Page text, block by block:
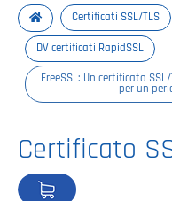
Certificati SSL/TLS
DV certificati RapidSSL
FreeSSL: Un certificato
per un
Certificato